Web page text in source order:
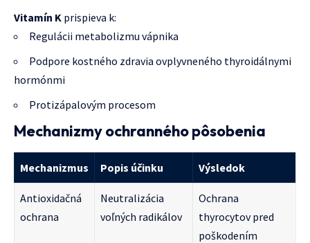
Vitamín K prispieva k:
Regulácii metabolizmu vápnika
Podpore kostného zdravia ovplyvneného thyroidálnymi
hormónmi
Protizápalovým procesom
Mechanizmy ochranného pôsobenia
Mechanizmus Popis účinku Výsledok
Antioxidačná
ochrana
Neutralizácia
voľných radikálov
Ochrana
thyrocytov pred
poškodením